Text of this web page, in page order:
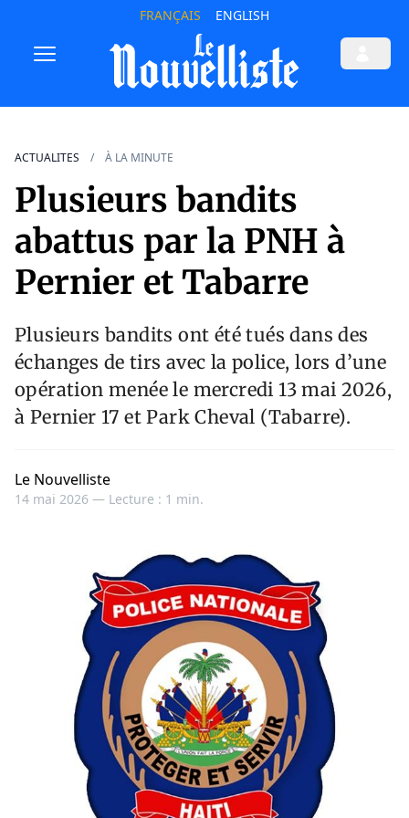
FRANÇAIS ENGLISH
ACTUALITES À LA MINUTE
Plusieurs bandits
abattus par la PNH à
Pernier et Tabarre
Plusieurs bandits ont été tués dans des
échanges de tirs avec la police, lors d’une
opération menée le mercredi 13 mai 2026,
à Pernier 17 et Park Cheval (Tabarre).
Le Nouvelliste
14 mai 2026 — Lecture : 1 min.